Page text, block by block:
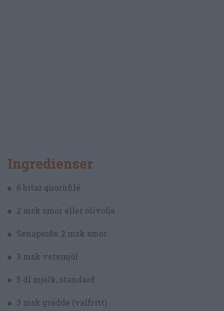
Ingredienser
6 bitar quornfilé
2 msk smör eller olivolja
Senapssås: 2 msk smör
3 msk vetemjöl
5 dl mjölk, standard
3 msk grädde (valfritt)